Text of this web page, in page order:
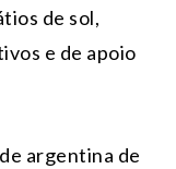
de sol,
e de apoio
argentina de